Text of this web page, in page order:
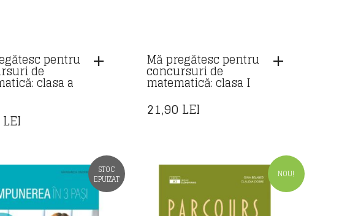
pentru
de
clasa a
LEI
Mă pregătesc pentru
concursuri de
matematică: clasa I
21,90 LEI
STOC
EPUIZAT
NOU!